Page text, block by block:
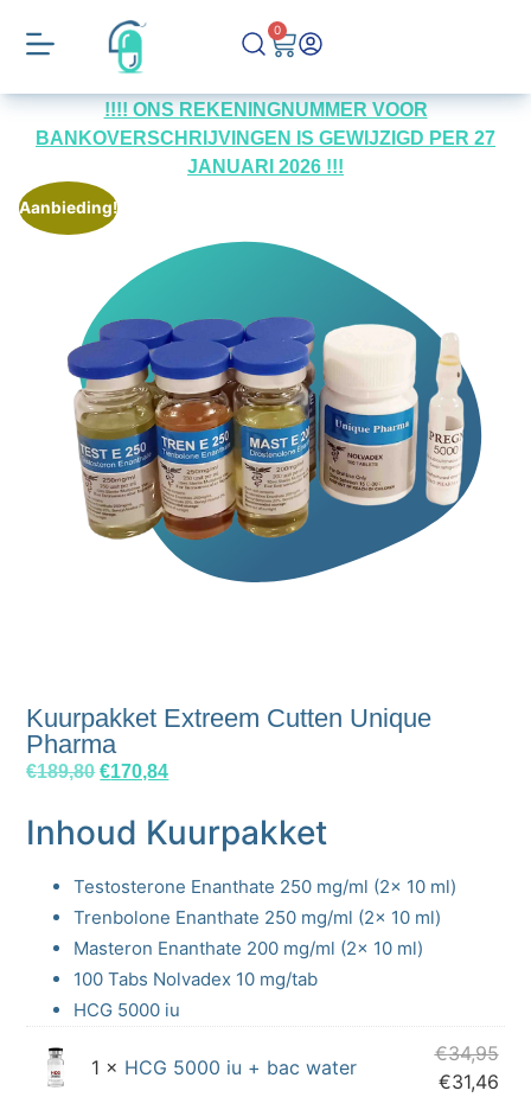
0
!!!! ONS REKENINGNUMMER VOOR
BANKOVERSCHRIJVINGEN IS GEWIJZIGD PER 27
JANUARI 2026 !!!
Aanbieding!
Kuurpakket Extreem Cutten Unique
Pharma
€189,80 €170,84
Inhoud Kuurpakket
Testosterone Enanthate 250 mg/ml (2x 10 ml)
Trenbolone Enanthate 250 mg/ml (2x 10 ml)
Masteron Enanthate 200 mg/ml (2x 10 ml)
100 Tabs Nolvadex 10 mg/tab
HCG 5000 iu
1 × HCG 5000 iu + bac water
€34,95
€31,46